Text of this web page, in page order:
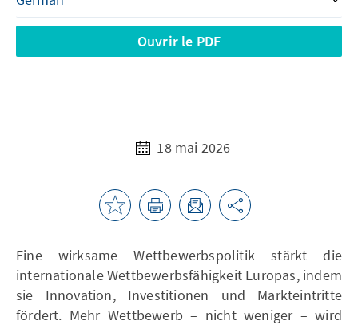
Ouvrir le PDF
18 mai 2026
Eine wirksame Wettbewerbspolitik stärkt die
internationale Wettbewerbsfähigkeit Europas, indem
sie Innovation, Investitionen und Markteintritte
fördert. Mehr Wettbewerb – nicht weniger – wird